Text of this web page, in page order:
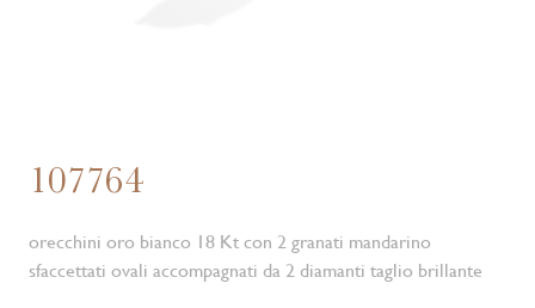
107764
orecchini oro bianco 18 Kt con 2 granati mandarino
sfaccettati ovali accompagnati da 2 diamanti taglio brillante